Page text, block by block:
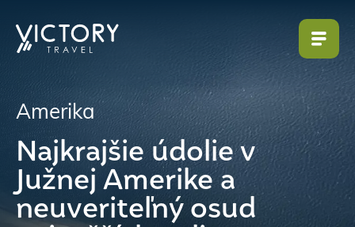
Amerika
Najkrajšie údolie v
Južnej Amerike a
neuveriteľný osud